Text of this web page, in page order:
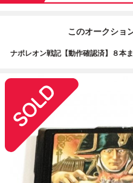
このオークショ
ナポレオン戦記【動作確認済】８